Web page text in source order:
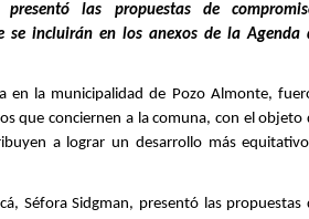
las propuestas de
se incluirán en los anexos de la Agenda
en la municipalidad de Pozo Almonte,
que conciernen a la comuna, con el objeto
a lograr un desarrollo más
Séfora Sidgman, presentó las propuestas